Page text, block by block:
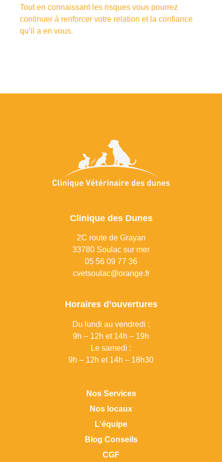
Tout en connaissant les risques vous pourrez
continuer à renforcer votre relation et la confiance
qu’il a en vous.
Clinique des Dunes
2C route de Grayan
33780 Soulac sur mer
05 56 09 77 36
cvetsoulac@orange.fr
Horaires d’ouvertures
Du lundi au vendredi :
9h – 12h et 14h – 19h
Le samedi :
9h – 12h et 14h – 18h30
Nos Services
Nos locaux
L'équipe
Blog Conseils
CGF